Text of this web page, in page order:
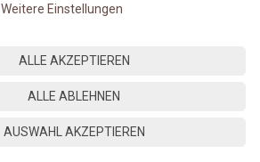
Weitere Einstellungen
ALLE AKZEPTIEREN
ALLE ABLEHNEN
AUSWAHL AKZEPTIEREN